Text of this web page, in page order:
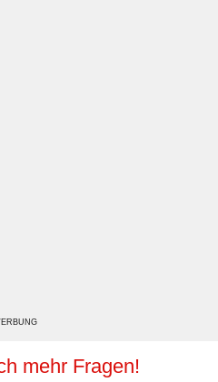
mehr Fragen!